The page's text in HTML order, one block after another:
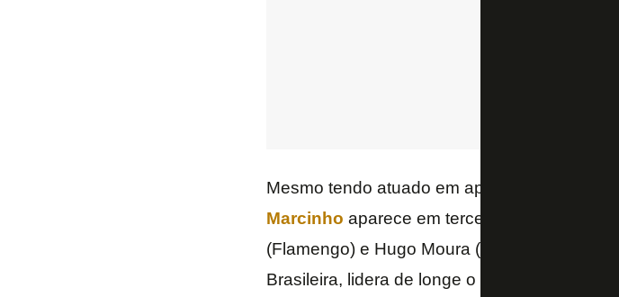
Mesmo tendo atuado em apenas quatro
Marcinho aparece em terceiro, com 3 erros
(Flamengo) e Hugo Moura (Coritiba). Pela
Brasileira, lidera de longe o incômodo ranking.